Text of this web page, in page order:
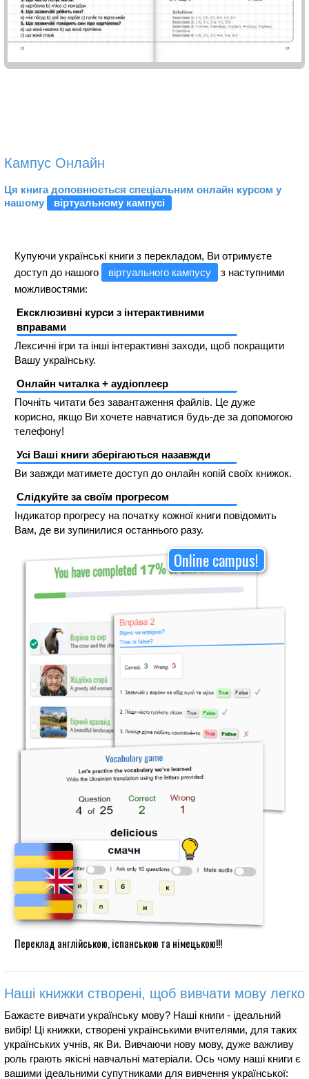
Кампус Онлайн
Ця книга доповнюється спеціальним онлайн курсом у
нашому
віртуальному кампусі
Купуючи українські книги з перекладом, Ви отримуєте
доступ до нашого
віртуального кампусу
з наступними
можливостями:
Ексклюзивні курси з інтерактивними
вправами
Лексичні ігри та інші інтерактивні заходи, щоб покращити
Вашу українську.
Онлайн читалка + аудіоплеєр
Почніть читати без завантаження файлів. Це дуже
корисно, якщо Ви хочете навчатися будь-де за допомогою
телефону!
Усі Ваші книги зберігаються назавжди
Ви завжди матимете доступ до онлайн копій своїх книжок.
Слідкуйте за своїм прогресом
Індикатор прогресу на початку кожної книги повідомить
Вам, де ви зупинилися останнього разу.
Online campus!
Переклад англійською, іспанською та німецькою!!!
Наші книжки створені, щоб вивчати мову легко
Бажаєте вивчати українську мову? Наші книги - ідеальний
вибір! Ці книжки, створені українськими вчителями, для таких
українських учнів, як Ви. Вивчаючи нову мову, дуже важливу
роль грають якісні навчальні матеріали. Ось чому наші книги є
вашими ідеальними супутниками для вивчення української: